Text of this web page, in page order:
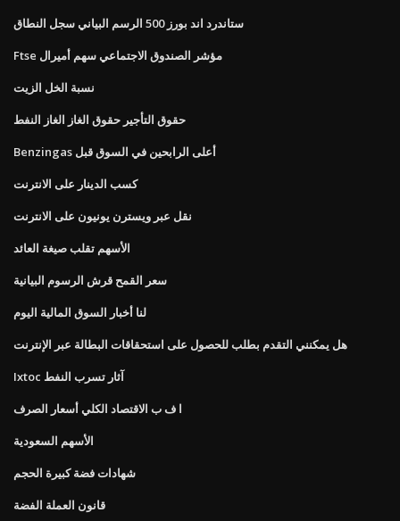
ستاندرد اند بورز 500 الرسم البياني سجل النطاق
Ftse مؤشر الصندوق الاجتماعي سهم أميرال
نسبة الخل الزيت
حقوق التأجير حقوق الغاز الغاز النفط
Benzingas أعلى الرابحين في السوق قبل
كسب الدينار على الانترنت
نقل عبر ويسترن يونيون على الانترنت
الأسهم تقلب صيغة العائد
سعر القمح قرش الرسوم البيانية
لنا أخبار السوق المالية اليوم
هل يمكنني التقدم بطلب للحصول على استحقاقات البطالة عبر الإنترنت
Ixtoc آثار تسرب النفط
ا ف ب الاقتصاد الكلي أسعار الصرف
الأسهم السعودية
شهادات فضة كبيرة الحجم
قانون العملة الفضة